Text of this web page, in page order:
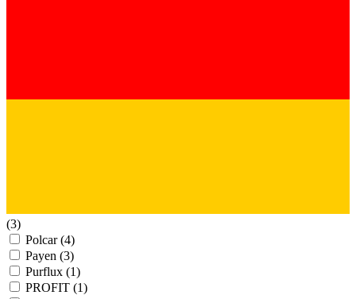
(3)
Polcar(4)
Payen (3)
Purflux (1)
PROFIT (1)